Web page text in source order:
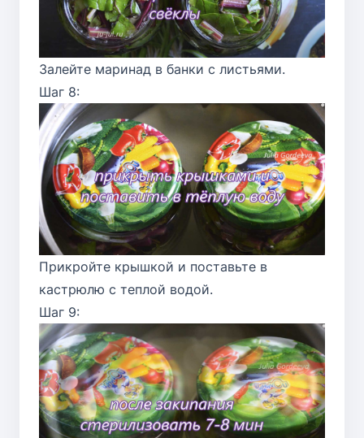
Залейте маринад в банки с листьями.
Шаг 8:
Прикройте крышкой и поставьте в
кастрюлю с теплой водой.
Шаг 9: